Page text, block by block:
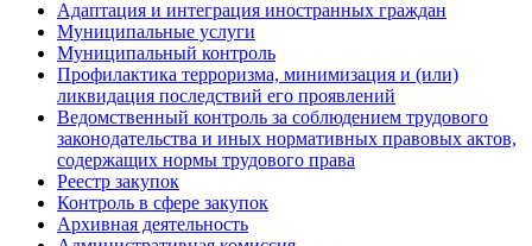
Адаптация и интеграция иностранных граждан
Муниципальные услуги
Муниципальный контроль
Профилактика терроризма, минимизация и (или)
ликвидация последствий его проявлений
Ведомственный контроль за соблюдением трудового
законодательства и иных нормативных правовых актов,
содержащих нормы трудового права
Реестр закупок
Контроль в сфере закупок
Архивная деятельность